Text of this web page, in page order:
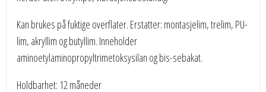
Kan brukes på fuktige overflater. Erstatter: montasjelim, trelim, PU-
lim, akryllim og butyllim. Inneholder
aminoetylaminopropyltrimetoksysilan og bis-sebakat.
Holdbarhet: 12 måneder